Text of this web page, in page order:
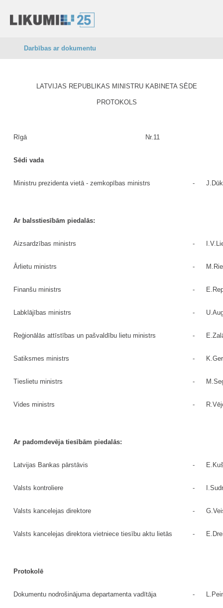
Darbības ar dokumentu
LATVIJAS REPUBLIKAS MINISTRU KABINETA SĒDE
PROTOKOLS
Rīgā Nr.11
Sēdi vada
Ministru prezidenta vietā - zemkopības ministrs -
Ar balsstiesībām piedalās:
Aizsardzības ministrs -
Ārlietu ministrs -
Finanšu ministrs -
Labklājības ministrs -
Reģionālās attīstības un pašvaldību lietu ministrs -
Satiksmes ministrs -
Tieslietu ministrs -
Vides ministrs -
Ar padomdevēja tiesībām piedalās:
Latvijas Bankas pārstāvis -
Valsts kontroliere -
Valsts kancelejas direktore -
Valsts kancelejas direktora vietniece tiesību aktu lietās -
Protokolē
Dokumentu nodrošinājuma departamenta vadītāja -